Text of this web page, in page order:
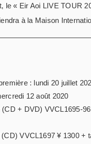
le « Eir Aoi LIVE TOUR
à la Maison
: lundi 20 juillet
12 août 2020
(CD + DVD) VVCL1695-
VVCL1697 ¥ 1300 +